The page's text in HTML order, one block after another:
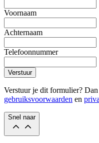
Voornaam
Achternaam
Telefoonnummer
Verstuur
Verstuur je dit formulier?
gebruiksvoorwaarden en
Snel naar